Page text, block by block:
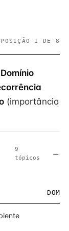
1 DE 8
Domínio
(importância
9
tópicos